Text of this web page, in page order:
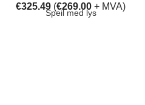
€325.49 (€269.00 + MVA)
Speil med lys